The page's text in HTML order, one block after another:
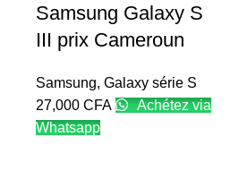
Samsung Galaxy S
III prix Cameroun
Samsung, Galaxy série S
27,000 CFA
Achétez via
Whatsapp